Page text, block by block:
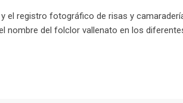
el registro fotográfico de risas y
nombre del folclor vallenato en los